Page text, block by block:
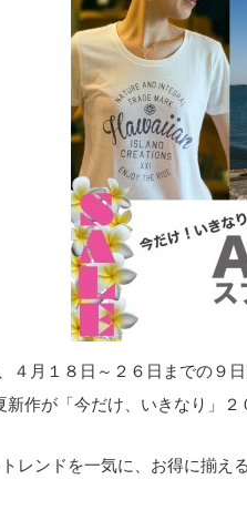
４月１８日～２６日までの９
新作が 「今だけ、いきなり」２
レンドを一気に お得に揃え